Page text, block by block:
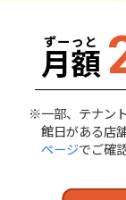
ずーっと
月額
一部、テナン
館日がある店
ページでご確